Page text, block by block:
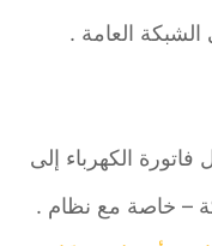
العامة .
الكهرباء إلى
– خاصة مع نظام .